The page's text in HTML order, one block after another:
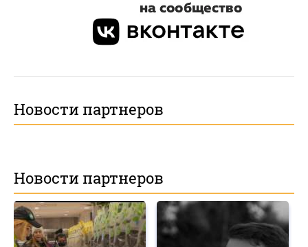
Новости партнеров
Новости партнеров